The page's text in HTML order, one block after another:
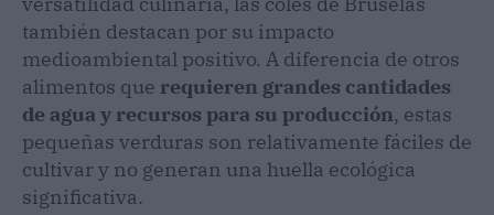
también destacan por su impacto
medioambiental positivo. A diferencia de otros
alimentos que requieren grandes cantidades
de agua y recursos para su producción, estas
pequeñas verduras son relativamente fáciles de
cultivar y no generan una huella ecológica
significativa.